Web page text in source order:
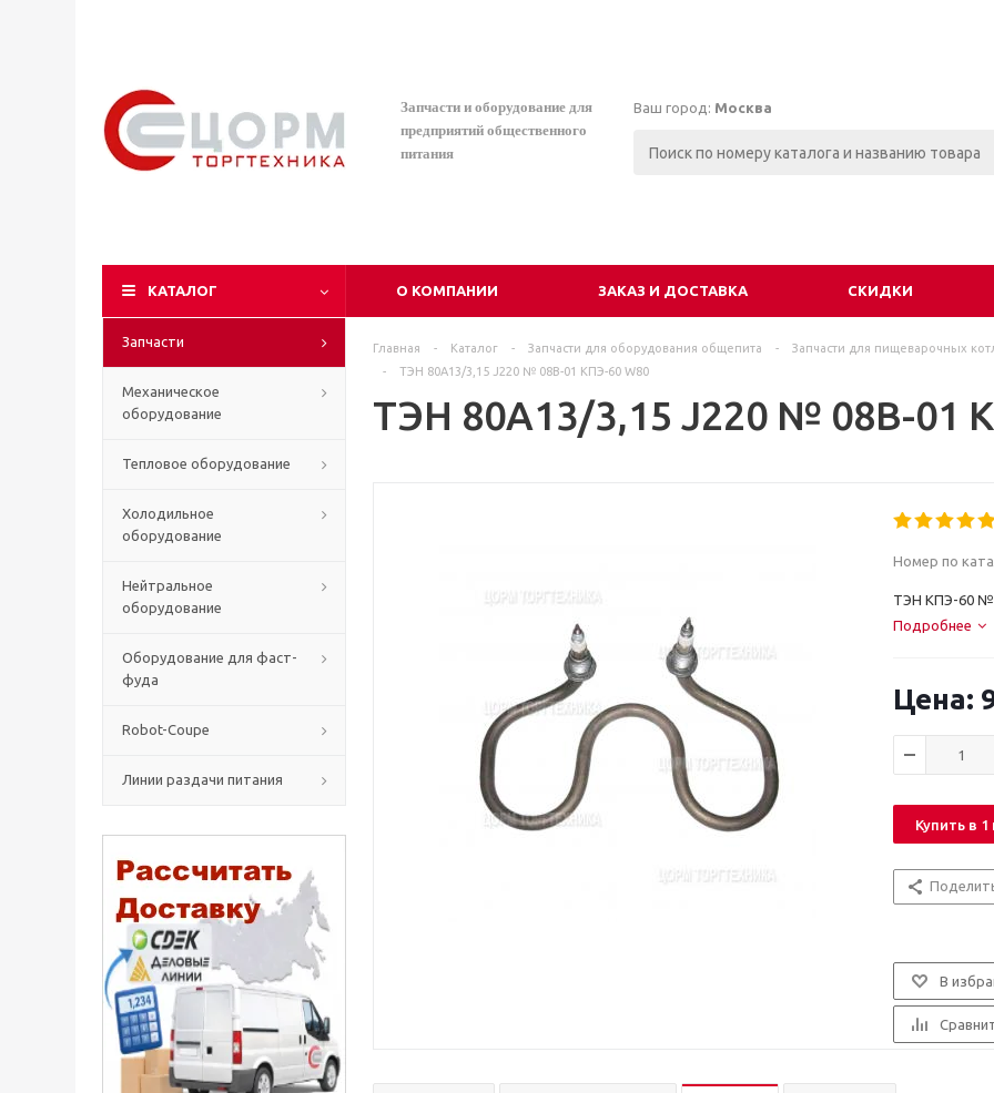
Запчасти и оборудование для
предприятий общественного
питания
Ваш город: Москва
КАТАЛОГ О КОМПАНИИ ЗАКАЗ И ДОСТАВКА СКИДКИ
Запчасти
Механическое
оборудование
Тепловое оборудование
Холодильное
оборудование
Нейтральное
оборудование
Оборудование для фаст-
фуда
Robot-Coupe
Линии раздачи питания
Главная - Каталог - Запчасти для оборудования общепита -
Запчасти для пищеварочных
-
ТЭН 80А13/3,15 J220 № 08В-01 КПЭ-60 W80
ТЭН 80А13/3,15 J220 № 08В-01
Номер по
ТЭН КПЭ-60 №
Подробнее
Купить в 1
В